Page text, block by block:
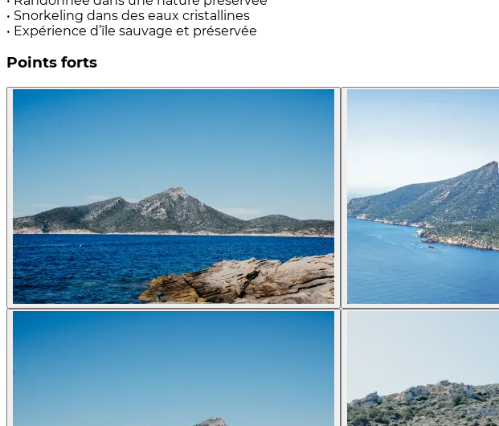
• Snorkeling dans des eaux cristallines
• Expérience d’île sauvage et préservée
Points forts